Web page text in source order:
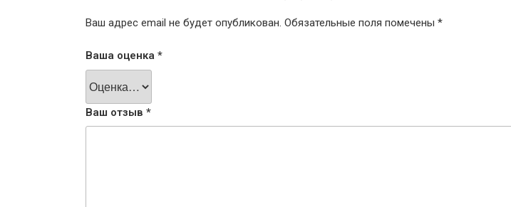
Ваш адрес email не будет опубликован. Обязательные поля помечены *
Ваша оценка *
Ваш отзыв *